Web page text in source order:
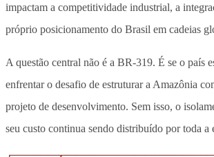
impactam a competitividade industrial, a
próprio posicionamento do Brasil em cadeias
A questão central não é a BR-319. É se o país
enfrentar o desafio de estruturar a Amazônia
projeto de desenvolvimento. Sem isso, o
seu custo continua sendo distribuído por toda a